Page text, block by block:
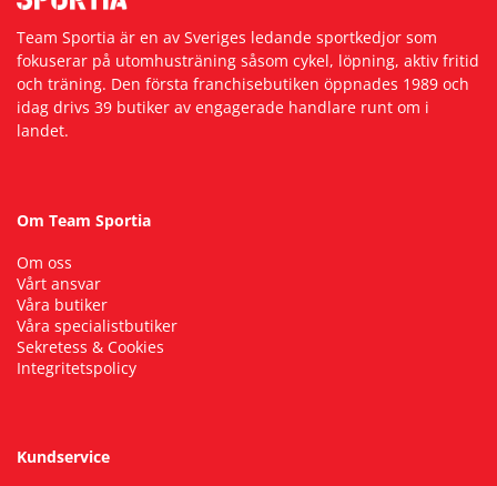
Team Sportia är en av Sveriges ledande sportkedjor som
fokuserar på utomhusträning såsom cykel, löpning, aktiv fritid
och träning. Den första franchisebutiken öppnades 1989 och
idag drivs 39 butiker av engagerade handlare runt om i
landet.
Om Team Sportia
Om oss
Vårt ansvar
Våra butiker
Våra specialistbutiker
Sekretess & Cookies
Integritetspolicy
Kundservice